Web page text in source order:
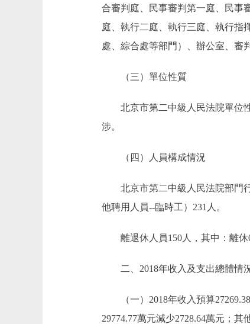
合審判庭、民事審判第一庭、民事
庭、執行二庭、執行三庭、執行指
處、綜合處等部門）、辦公室、審
（三）單位性質
北京市第二中級人民法院單位性
涉。
（四）人員構成情況
北京市第二中級人民法院部門行
他聘用人員--臨時工）231人。
離退休人員150人，其中：離休0
二、2018年收入及支出總體情
（一）2018年收入預算27269.38
29774.77萬元減少2728.64萬元；